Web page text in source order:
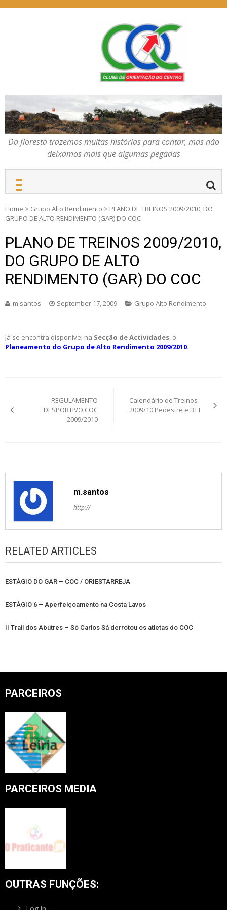
COC – CLUBE DE
ORIENTAÇÃO DO
CENTRO
Da floresta trazemos
muitas histórias para
contar, mas não deixamos
mais que algumas
pegadas
Da floresta trazemos muitas histórias para contar, mas não
deixamos mais que algumas pegadas
Home > Grupo Alto Rendimento > PLANO DE TREINOS 2009/2010, DO
GRUPO DE ALTO RENDIMENTO (GAR) DO COC
PLANO DE TREINOS 2009/2010,
DO GRUPO DE ALTO
RENDIMENTO (GAR) DO COC
m.santos September 17, 2009 Grupo Alto Rendimento
Já se encontra disponível na Secção de Actividades, o
Planeamento do Grupo de Alto Rendimento 2009/2010.
navigation
REGULAMENTO
DESPORTIVO COC
2009/2010
Calendário de Treinos
2009/10 Pedestre e BTT
m.santos
http://
RELATED ARTICLES
ESTÁGIO DO GAR – COC / ORIESTARREJA
ESTÁGIO 6 – Aperfeiçoamento na Costa Lavos
II Trail dos Abutres – Só Carlos Sá derrotou os atletas do COC
PARCEIROS
PARCEIROS MEDIA
OUTRAS FUNÇÕES: